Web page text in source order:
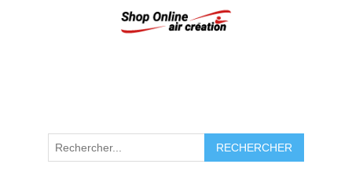
RECHERCHER